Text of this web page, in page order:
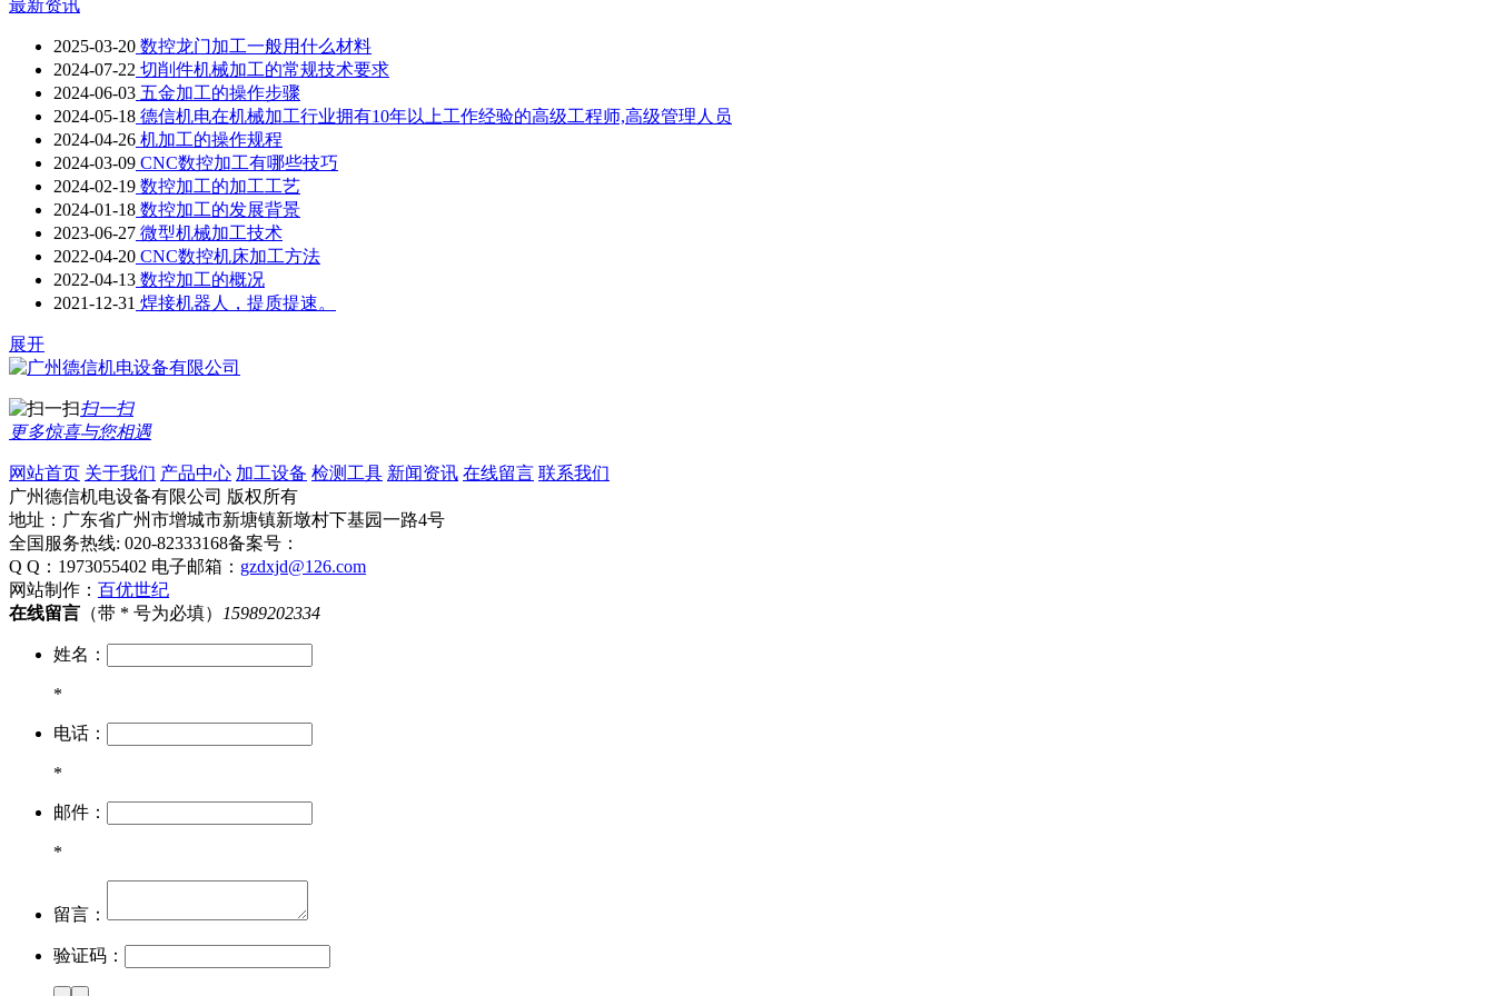
最新资讯
2025-03-20 数控龙门加工一般用什么材料
2024-07-22 切削件机械加工的常规技术要求
2024-06-03 五金加工的操作步骤
2024-05-18 德信机电在机械加工行业拥有10年以上工作经验的高级工程师,高级管理人员
2024-04-26 机加工的操作规程
2024-03-09 CNC数控加工有哪些技巧
2024-02-19 数控加工的加工工艺
2024-01-18 数控加工的发展背景
2023-06-27 微型机械加工技术
2022-04-20 CNC数控机床加工方法
2022-04-13 数控加工的概况
2021-12-31 焊接机器人，提质提速。
展开
扫一扫
更多惊喜与您相遇
网站首页 关于我们 产品中心 加工设备 检测工具 新闻资讯 在线留言 联系我们
广州德信机电设备有限公司 版权所有
地址：广东省广州市增城市新塘镇新墩村下基园一路4号
全国服务热线: 020-82333168备案号：
Q Q：1973055402 电子邮箱： gzdxjd@126.com
网站制作： 百优世纪
在线留言 （带 * 号为必填） 15989202334
姓名：
*
电话：
*
邮件：
*
留言：
验证码：